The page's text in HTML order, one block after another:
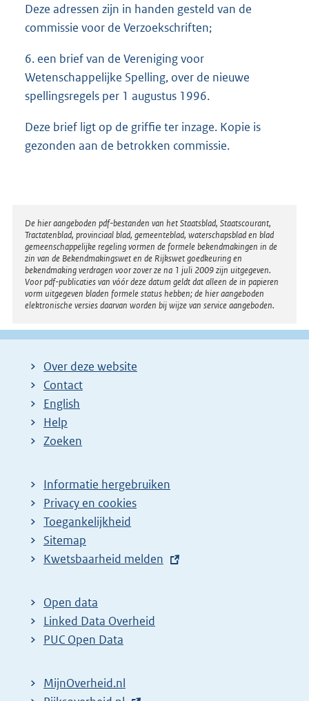
Deze adressen zijn in handen gesteld van de
commissie voor de Verzoekschriften;
6. een brief van de Vereniging voor
Wetenschappelijke Spelling, over de nieuwe
spellingsregels per 1 augustus 1996.
Deze brief ligt op de griffie ter inzage. Kopie is
gezonden aan de betrokken commissie.
Disclaimer
De hier aangeboden pdf-bestanden van het Staatsblad, Staatscourant,
Tractatenblad, provinciaal blad, gemeenteblad, waterschapsblad en blad
gemeenschappelijke regeling vormen de formele bekendmakingen in de
zin van de Bekendmakingswet en de Rijkswet goedkeuring en
bekendmaking verdragen voor zover ze na 1 juli 2009 zijn uitgegeven.
Voor pdf-publicaties van vóór deze datum geldt dat alleen de in papieren
vorm uitgegeven bladen formele status hebben; de hier aangeboden
elektronische versies daarvan worden bij wijze van service aangeboden.
Over deze website
Contact
English
Help
Zoeken
Informatie hergebruiken
Privacy en cookies
Toegankelijkheid
Sitemap
E
t
e
r
l
Kwetsbaarheid melden
Open data
Linked Data Overheid
PUC Open Data
MijnOverheid.nl